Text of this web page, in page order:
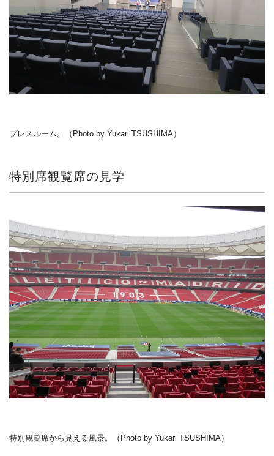
プレスルーム。（Photo by Yukari TSUSHIMA）
特別席観覧席の見学
特別観覧席から見える風景。（Photo by Yukari TSUSHIMA）